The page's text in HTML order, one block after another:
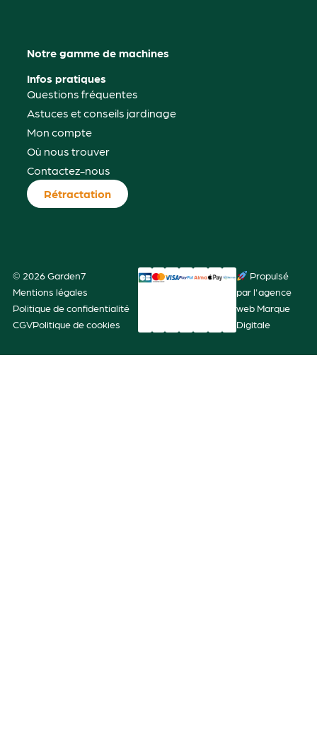
Notre gamme de machines
Infos pratiques
Questions fréquentes
Astuces et conseils jardinage
Mon compte
Où nous trouver
Contactez-nous
Rétractation
© 2026 Garden7
Mentions légales
Politique de confidentialité
CGVPolitique de cookies
Propulsé
par l'agence
web Marque
Digitale